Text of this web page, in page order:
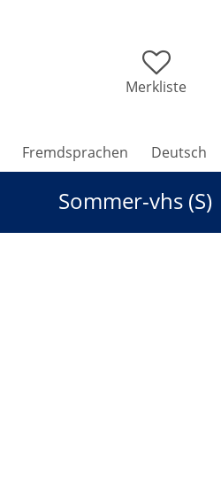
Merkliste
Fremdsprachen Deutsch
Sommer-vhs (S)